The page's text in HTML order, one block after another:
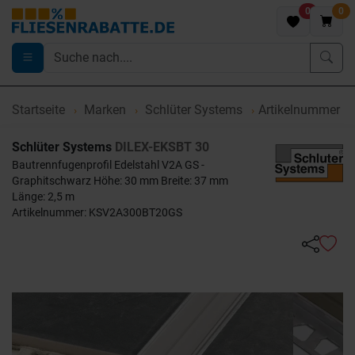
0 0
Startseite Marken Schlüter Systems Artikelnummer
Schlüter Systems DILEX-EKSBT 30
Bautrennfugenprofil Edelstahl V2A GS -
Graphitschwarz Höhe: 30 mm Breite: 37 mm
Länge: 2,5 m
Artikelnummer: KSV2A300BT20GS